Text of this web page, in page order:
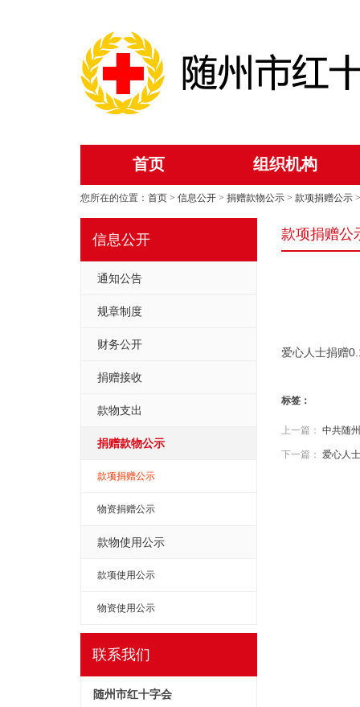
首页 组织机构
您所在的位置： 首页 > 信息公开 > 捐赠款物公示 > 款项捐赠公示
信息公开
通知公告
规章制度
财务公开
捐赠接收
款物支出
捐赠款物公示
款项捐赠公示
物资捐赠公示
款物使用公示
款项使用公示
物资使用公示
联系我们
随州市红十字会
款项捐赠公
爱心人士捐赠
标签：
上一篇： 中共随
下一篇： 爱心人